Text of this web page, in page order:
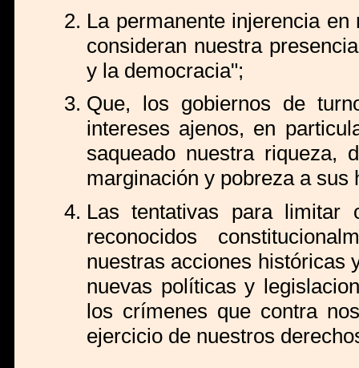
La permanente injerencia
consideran nuestra
y la democracia";
Que, los gobiernos de
intereses ajenos, en
saqueado nuestra riqueza,
marginación y pobreza a sus
Las tentativas para limitar
reconocidos
nuestras acciones históricas
nuevas políticas y
los crímenes que contra
ejercicio de nuestros